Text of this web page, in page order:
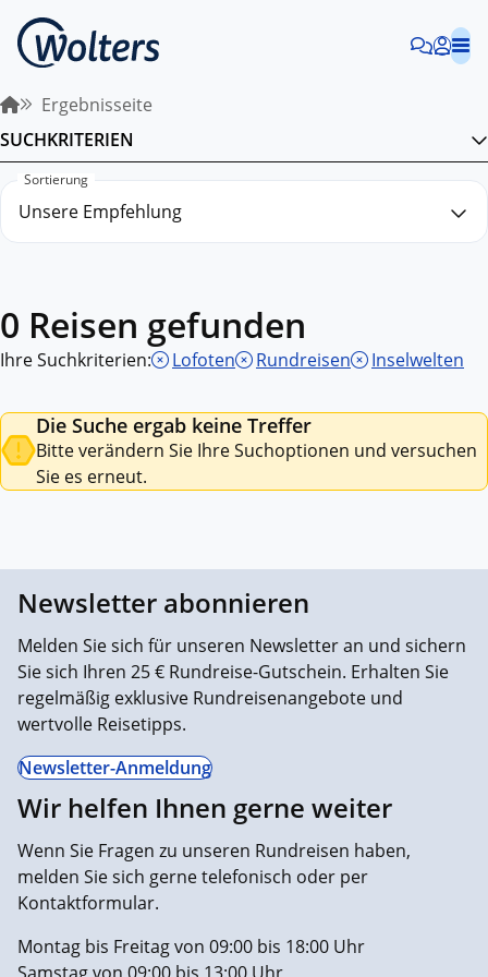
Ergebnisseite
SUCHKRITERIEN
Sortierung
0 Reisen gefunden
Ihre Suchkriterien: Lofoten Rundreisen Inselwelten
Die Suche ergab keine Treffer
Bitte verändern Sie Ihre Suchoptionen und versuchen
Sie es erneut.
Newsletter abonnieren
Melden Sie sich für unseren Newsletter an und sichern
Sie sich Ihren 25 € Rundreise-Gutschein. Erhalten Sie
regelmäßig exklusive Rundreisenangebote und
wertvolle Reisetipps.
Newsletter-Anmeldung
Wir helfen Ihnen gerne weiter
Wenn Sie Fragen zu unseren Rundreisen haben,
melden Sie sich gerne telefonisch oder per
Kontaktformular.
Montag bis Freitag von 09:00 bis 18:00 Uhr